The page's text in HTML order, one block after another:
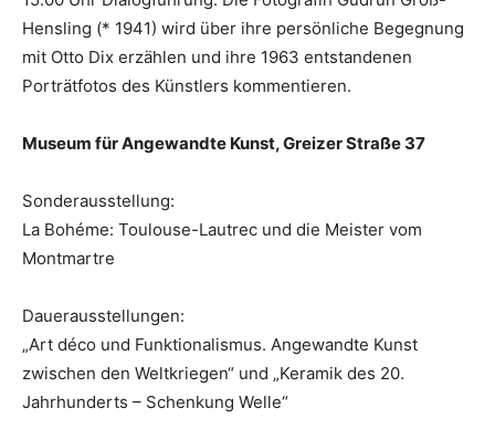
Hensling (* 1941) wird über ihre persönliche Begegnung
mit Otto Dix erzählen und ihre 1963 entstandenen
Porträtfotos des Künstlers kommentieren.
Museum für Angewandte Kunst, Greizer Straße 37
Sonderausstellung:
La Bohéme: Toulouse-Lautrec und die Meister vom
Montmartre
Dauerausstellungen:
„Art déco und Funktionalismus. Angewandte Kunst
zwischen den Weltkriegen“ und „Keramik des 20.
Jahrhunderts – Schenkung Welle“